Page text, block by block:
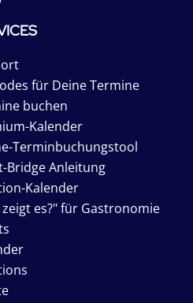
für Deine Termine
buchen
Kalender
Terminbuchungstool
Bridge Anleitung
Kalender
zeigt es?" für Gastronomie